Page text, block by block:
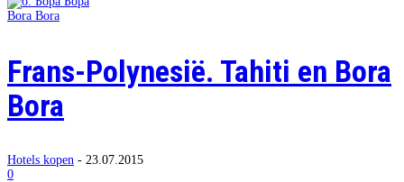
Bora Bora
Frans-Polynesië. Tahiti en Bora
Bora
Hotels kopen - 23.07.2015
0